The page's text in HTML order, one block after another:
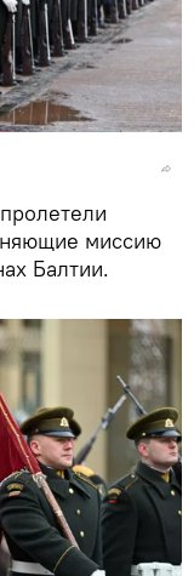
миссию
Балтии.